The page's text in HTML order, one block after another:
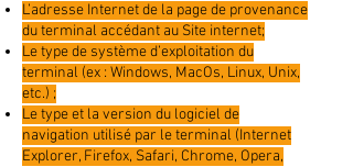
L’adresse Internet de la page de provenance
du terminal accédant au Site internet;
Le type de système d’exploitation du
terminal (ex : Windows, MacOs, Linux, Unix,
etc.) ;
Le type et la version du logiciel de
navigation utilisé par le terminal (Internet
Explorer, Firefox, Safari, Chrome, Opera,